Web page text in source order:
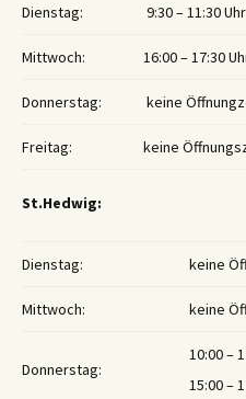
Dienstag: 9:30 – 11:30 Uhr
Mittwoch: 16:00 – 17:30
Donnerstag: keine
Freitag: keine
St.Hedwig:
Dienstag: keine
Mittwoch: keine
Donnerstag:
10:00 –
15:00 –